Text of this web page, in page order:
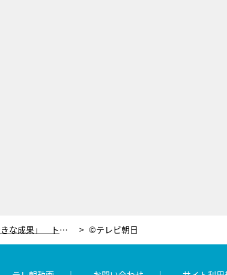
厳しい戦いでもエースは「大きな成果」 トヨタ、ラリー・メキシコでの戦い【世界ラリー・WRC】 ©テレビ朝日